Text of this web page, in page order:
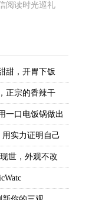
阅读时光巡礼
甜，开胃下饭
正宗的香辣干
一口电饭锅做出
实力证明自己
世，外观不改